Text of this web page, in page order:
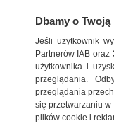
FAŁSZ
Dbamy o
Jeśli użytkownik
Partnerów IAB oraz
użytkownika i
przeglądania.
przeglądania
się przetwarzaniu
plików cookie i